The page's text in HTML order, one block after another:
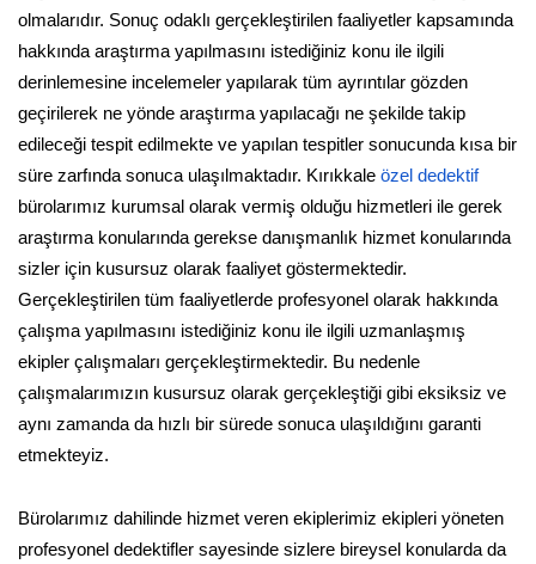
olmalarıdır. Sonuç odaklı gerçekleştirilen faaliyetler kapsamında
hakkında araştırma yapılmasını istediğiniz konu ile ilgili
derinlemesine incelemeler yapılarak tüm ayrıntılar gözden
geçirilerek ne yönde araştırma yapılacağı ne şekilde takip
edileceği tespit edilmekte ve yapılan tespitler sonucunda kısa bir
süre zarfında sonuca ulaşılmaktadır. Kırıkkale özel dedektif
bürolarımız kurumsal olarak vermiş olduğu hizmetleri ile gerek
araştırma konularında gerekse danışmanlık hizmet konularında
sizler için kusursuz olarak faaliyet göstermektedir.
Gerçekleştirilen tüm faaliyetlerde profesyonel olarak hakkında
çalışma yapılmasını istediğiniz konu ile ilgili uzmanlaşmış
ekipler çalışmaları gerçekleştirmektedir. Bu nedenle
çalışmalarımızın kusursuz olarak gerçekleştiği gibi eksiksiz ve
aynı zamanda da hızlı bir sürede sonuca ulaşıldığını garanti
etmekteyiz.
Bürolarımız dahilinde hizmet veren ekiplerimiz ekipleri yöneten
profesyonel dedektifler sayesinde sizlere bireysel konularda da